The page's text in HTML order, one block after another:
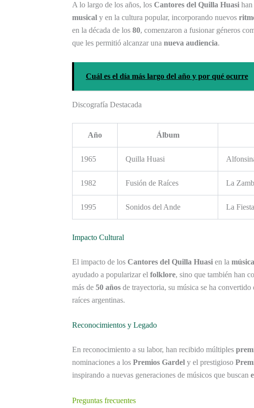
A lo largo de los años, los Cantores del Quilla Huasi
musical y en la cultura popular, incorporando nuevos
en la década de los 80, comenzaron a fusionar géneros
que les permitió alcanzar una nueva audiencia.
Cuál es el día más largo del año y por qué ocurre
Discografía Destacada
Año Álbum
1965 Quilla Huasi
1982 Fusión de Raíces La
1995 Sonidos del Ande La
Impacto Cultural
El impacto de los Cantores del Quilla Huasi en la
ayudado a popularizar el folklore, sino que también han
más de 50 años de trayectoria, su música se ha
raíces argentinas.
Reconocimientos y Legado
En reconocimiento a su labor, han recibido múltiples
nominaciones a los Premios Gardel y el prestigioso
inspirando a nuevas generaciones de músicos que buscan
Preguntas frecuentes